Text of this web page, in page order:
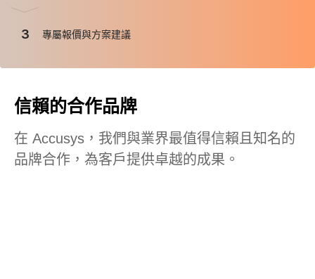
3 專屬報價與方案建議
信賴的合作品牌
在 Accusys，我們與業界最值得信賴且知名的
品牌合作，為客戶提供卓越的成果。